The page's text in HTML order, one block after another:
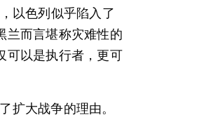
以色列似乎陷入了
兰而言堪称灾难性的
可以是执行者，更可
扩大战争的理由。